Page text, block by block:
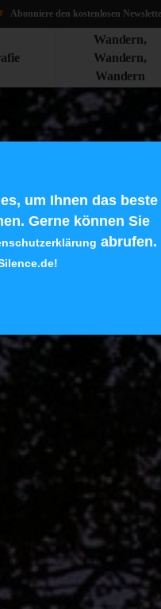
Abonniere den kostenlosen
Wandern,
Wandern,
Wandern
um Ihnen das beste
Gerne können Sie
abrufen.